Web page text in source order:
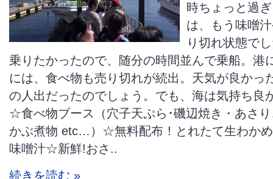
時ちょっと過
は、もう味噌
り切れ状態で
乗りたかったので、随分の時間並んで乗船。港
には、食べ物も売り切れが続出。天気が良かっ
の人出だったのでしょう。でも、海は気持
☆食べ物ブース（穴子天ぷら･磯辺焼き・あさ
かぶ煮物 etc…）☆無料配布！とれたて生わか
味噌汁☆新鮮!おさ..
続きを読む »